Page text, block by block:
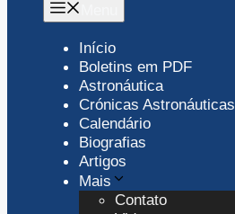
Início
Boletins em PDF
Astronáutica
Crónicas Astronáuticas
Calendário
Biografias
Artigos
Mais
Contato